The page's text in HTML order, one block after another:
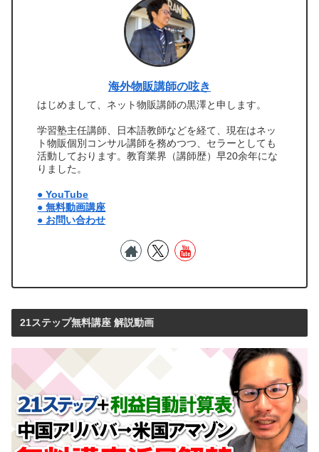
海外物販講師の呟き
はじめまして、ネット物販講師の黒澤と申します。
学習塾主任講師、日本語教師などを経て、現在はネッ
ト物販個別コンサル講師を務めつつ、セラーとしても
活動しております。教育業界（講師歴）早20余年にな
りました。
● YouTube
● 無料動画講座
● お問い合わせ
21ステップ無料講座 解説動画